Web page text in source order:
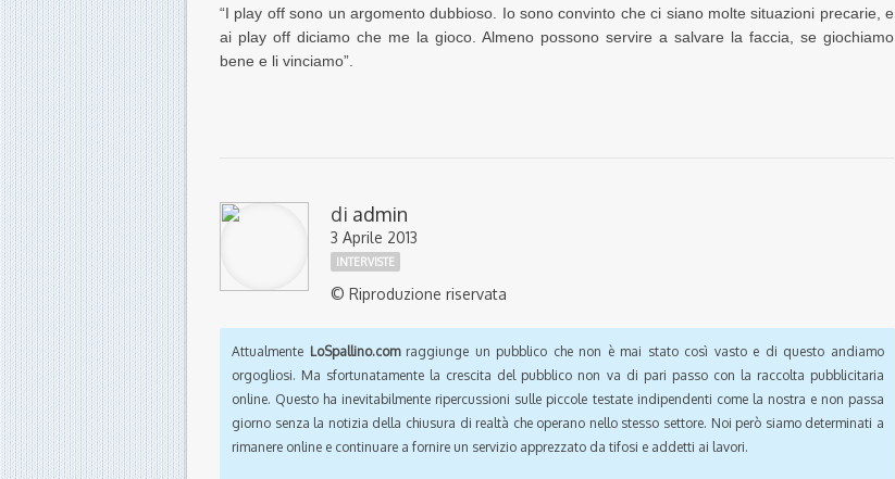
“I play off sono un argomento dubbioso. Io sono convinto che ci siano molte situazioni precarie, e
ai play off diciamo che me la gioco. Almeno possono servire a salvare la faccia, se giochiamo
bene e li vinciamo”.
di admin
3 Aprile 2013
INTERVISTE
© Riproduzione riservata
Attualmente LoSpallino.comraggiunge un pubblico che non è mai stato così vasto e di questo andiamo
orgogliosi. Ma sfortunatamente la crescita del pubblico non va di pari passo con la raccolta pubblicitaria
online. Questo ha inevitabilmente ripercussioni sulle piccole testate indipendenti come la nostra e non passa
giorno senza la notizia della chiusura di realtà che operano nello stesso settore. Noi però siamo determinati a
rimanere online e continuare a fornire un servizio apprezzato da tifosi e addetti ai lavori.